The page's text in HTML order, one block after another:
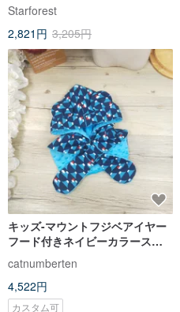
最適 数量限定
Starforest
2,821円 3,205円
キッズ-マウントフジベアイヤー
フード付きネイビーカラースカ
ーフ（オプションの布をカスタ
マイズ）
catnumberten
4,522円
カスタム可